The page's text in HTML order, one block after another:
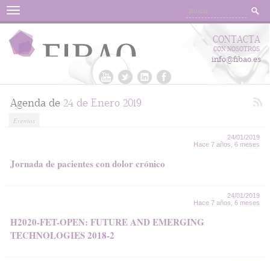
Menu
CONTACTA
CON NOSOTROS
info@fibao.es
Agenda de 24 de Enero 2019
Eventos
24/01/2019
Hace 7 años, 6 meses
Jornada de pacientes con dolor crónico
24/01/2019
Hace 7 años, 6 meses
H2020-FET-OPEN: FUTURE AND EMERGING
TECHNOLOGIES 2018-2